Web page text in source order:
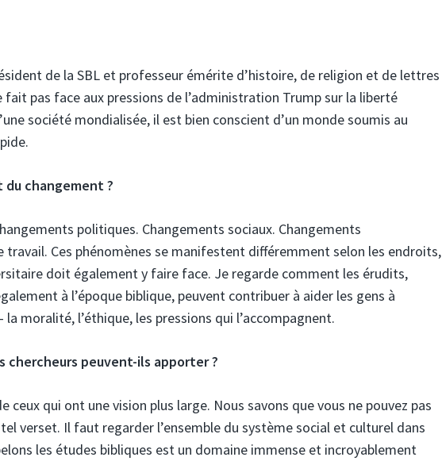
de la SBL et professeur émérite d’histoire, de religion et de lettres
fait pas face aux pressions de l’administration Trump sur la liberté
société mondialisée, il est bien conscient d’un monde soumis au
du changement ?
politiques. Changements sociaux. Changements
travail. Ces phénomènes se manifestent différemment selon les endroits,
doit également y faire face. Je regarde comment les érudits,
à l’époque biblique, peuvent contribuer à aider les gens à
moralité, l’éthique, les pressions qui l’accompagnent.
peuvent-ils apporter ?
qui ont une vision plus large. Nous savons que vous ne pouvez pas
verset. Il faut regarder l’ensemble du système social et culturel dans
les études bibliques est un domaine immense et incroyablement